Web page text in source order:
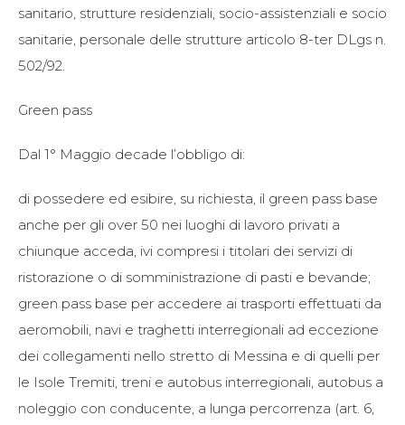
sanitario, strutture residenziali, socio-assistenziali e socio
sanitarie, personale delle strutture articolo 8-ter DLgs n.
502/92.
Green pass
Dal 1° Maggio decade l’obbligo di:
di possedere ed esibire, su richiesta, il green pass base
anche per gli over 50 nei luoghi di lavoro privati a
chiunque acceda, ivi compresi i titolari dei servizi di
ristorazione o di somministrazione di pasti e bevande;
green pass base per accedere ai trasporti effettuati da
aeromobili, navi e traghetti interregionali ad eccezione
dei collegamenti nello stretto di Messina e di quelli per
le Isole Tremiti, treni e autobus interregionali, autobus a
noleggio con conducente, a lunga percorrenza (art. 6,